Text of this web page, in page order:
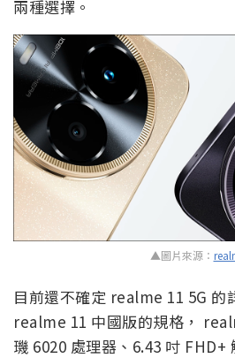
兩種選擇。
▲圖片來源：
目前還不確定 realme 11 5G 的
realme 11 中國版的規格，
璣 6020 處理器、6.43 吋 FHD+